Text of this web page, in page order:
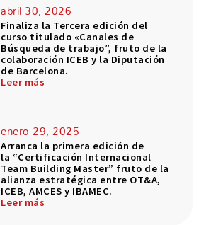
abril 30, 2026
Finaliza la Tercera edición del
curso titulado «Canales de
Búsqueda de trabajo”, fruto de la
colaboración ICEB y la Diputación
de Barcelona.
Leer más
enero 29, 2025
Arranca la primera edición de
la “Certificación Internacional
Team Building Master” fruto de la
alianza estratégica entre OT&A,
ICEB, AMCES y IBAMEC.
Leer más